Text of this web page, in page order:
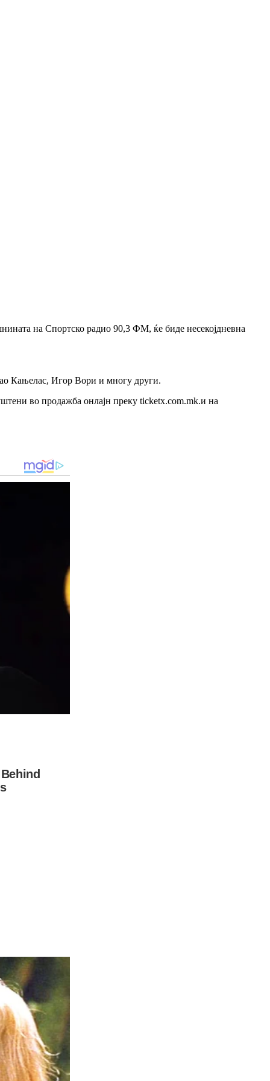
на Спортско радио 90,3 ФМ, ќе биде несекојдневна
Кањелас, Игор Вори и многу други.
во продажба онлајн преку ticketx.com.mk.и на